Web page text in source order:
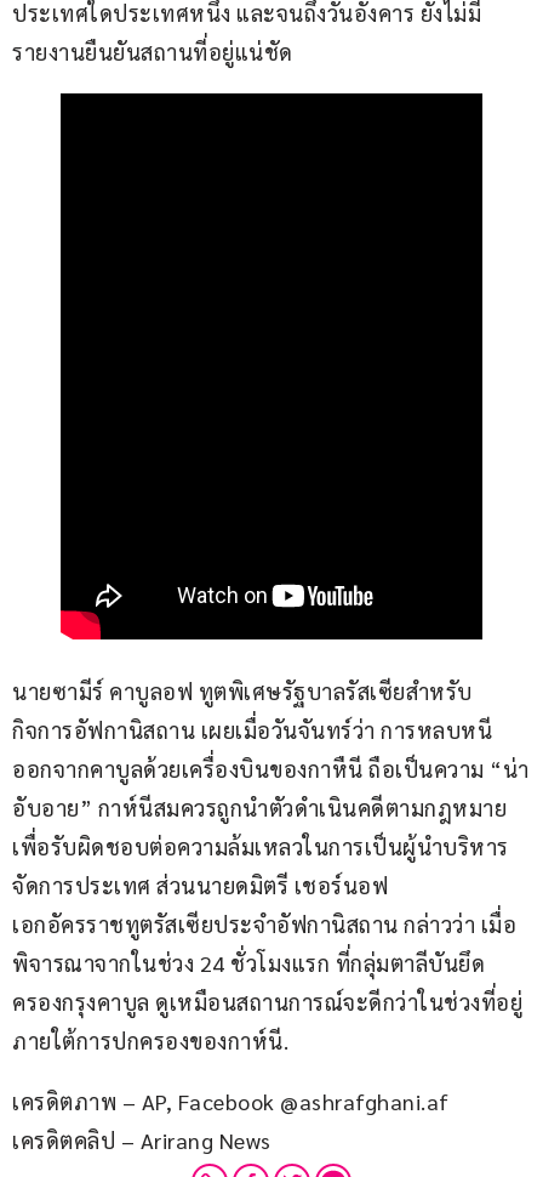
ประเทศใดประเทศหนึ่ง และจนถึงวันอังคาร ยังไม่มี
รายงานยืนยันสถานที่อยู่แน่ชัด
นายซามีร์ คาบูลอฟ ทูตพิเศษรัฐบาลรัสเซียสำหรับ
กิจการอัฟกานิสถาน เผยเมื่อวันจันทร์ว่า การหลบหนี
ออกจากคาบูลด้วยเครื่องบินของกาหืนี ถือเป็นความ “น่า
อับอาย” กาห์นีสมควรถูกนำตัวดำเนินคดีตามกฎหมาย
เพื่อรับผิดชอบต่อความล้มเหลวในการเป็นผู้นำบริหาร
จัดการประเทศ ส่วนนายดมิตรี เชอร์นอฟ
เอกอัครราชทูตรัสเซียประจำอัฟกานิสถาน กล่าวว่า เมื่อ
พิจารณาจากในช่วง 24 ชั่วโมงแรก ที่กลุ่มตาลีบันยึด
ครองกรุงคาบูล ดูเหมือนสถานการณ์จะดีกว่าในช่วงที่อยู่
ภายใต้การปกครองของกาห์นี.
เครดิตภาพ – AP, Facebook @ashrafghani.af
เครดิตคลิป – Arirang News